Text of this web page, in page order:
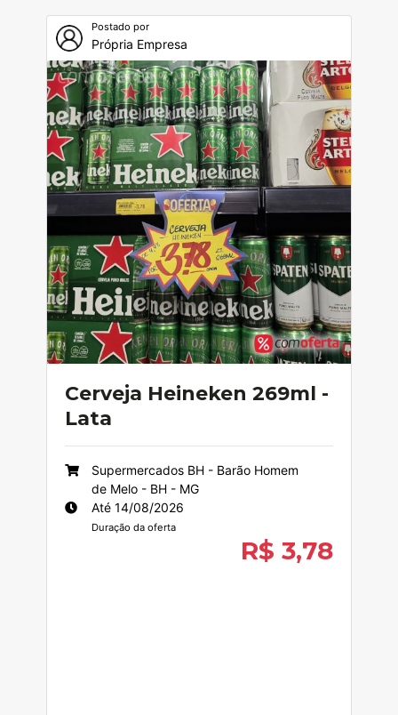
Postado por
Própria Empresa
Cerveja Heineken 269ml -
Lata
Supermercados BH - Barão Homem
de Melo - BH - MG
Até 14/08/2026
Duração da oferta
R$ 3,78